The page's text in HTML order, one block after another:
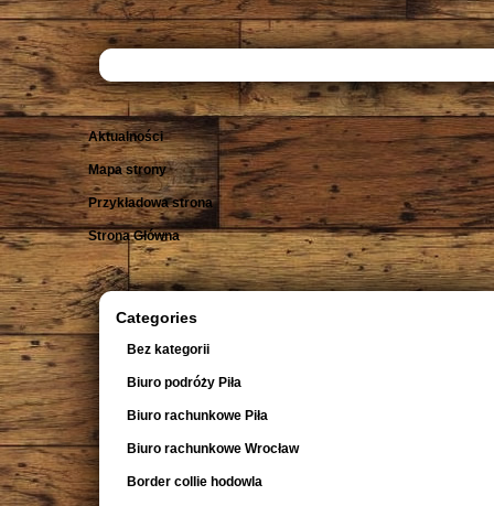
Aktualności
Mapa strony
Przykładowa strona
Strona Główna
Categories
Bez kategorii
Biuro podróży Piła
Biuro rachunkowe Piła
Biuro rachunkowe Wrocław
Border collie hodowla